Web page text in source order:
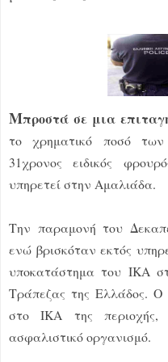
Μπροστά σε μια
το χρηματικό ποσό
31χρονος ειδικός
υπηρετεί στην Αμαλιάδα.
Την παραμονή του
ενώ βρισκόταν εκτός
υποκατάστημα του ΙΚΑ
Τράπεζας της Ελλάδος. Ο
στο ΙΚΑ της περιοχής,
ασφαλιστικό οργανισμό.